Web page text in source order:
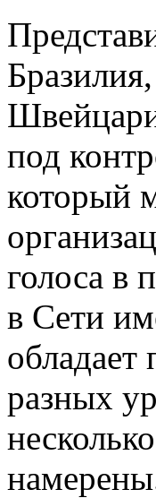
под
который
голоса в
в Сети
разных